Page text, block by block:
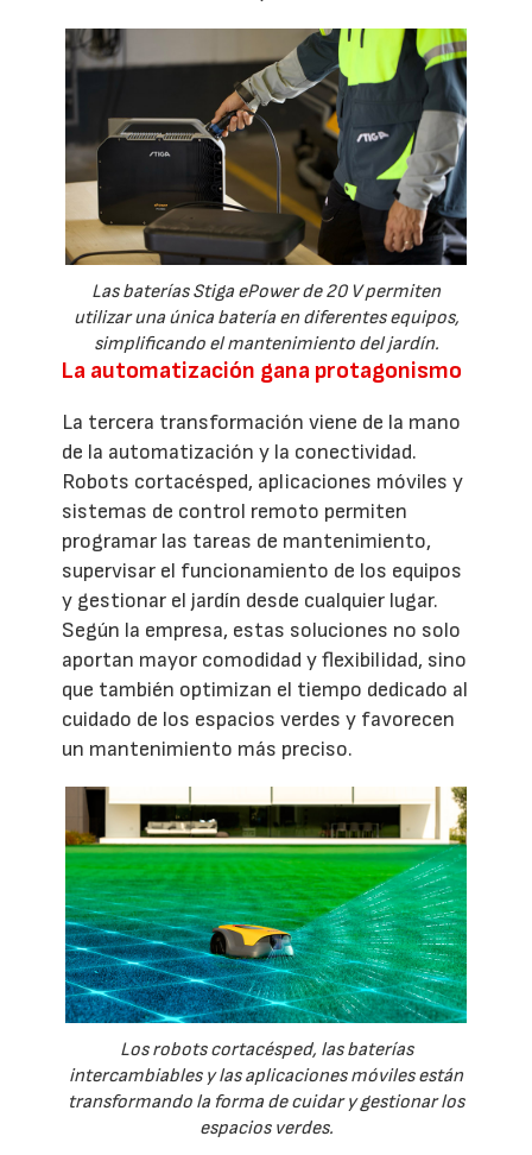
Las baterías Stiga ePower de 20 V permiten
utilizar una única batería en diferentes equipos,
simplificando el mantenimiento del jardín.
La automatización gana protagonismo
La tercera transformación viene de la mano
de la automatización y la conectividad.
Robots cortacésped, aplicaciones móviles y
sistemas de control remoto permiten
programar las tareas de mantenimiento,
supervisar el funcionamiento de los equipos
y gestionar el jardín desde cualquier lugar.
Según la empresa, estas soluciones no solo
aportan mayor comodidad y flexibilidad, sino
que también optimizan el tiempo dedicado al
cuidado de los espacios verdes y favorecen
un mantenimiento más preciso.
Los robots cortacésped, las baterías
intercambiables y las aplicaciones móviles están
transformando la forma de cuidar y gestionar los
espacios verdes.